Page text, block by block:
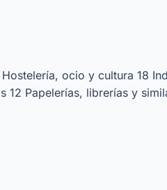
Hostelería, ocio y cultura 18
12 Papelerías, librerías y